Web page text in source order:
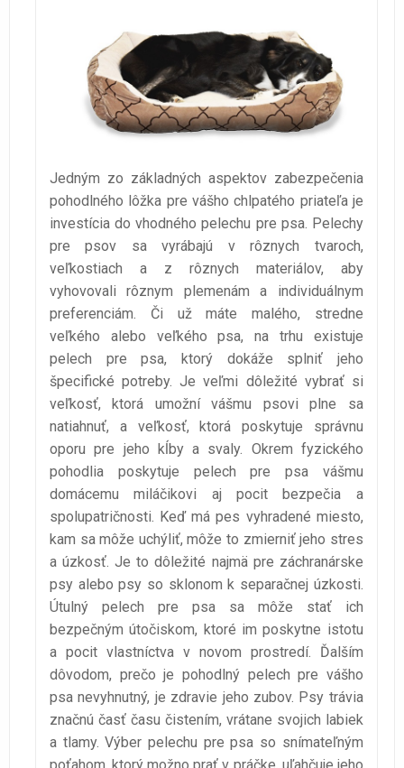
Jedným zo základných aspektov zabezpečenia
pohodlného lôžka pre vášho chlpatého priateľa je
investícia do vhodného pelechu pre psa. Pelechy
pre psov sa vyrábajú v rôznych tvaroch,
veľkostiach a z rôznych materiálov, aby
vyhovovali rôznym plemenám a individuálnym
preferenciám. Či už máte malého, stredne
veľkého alebo veľkého psa, na trhu existuje
pelech pre psa, ktorý dokáže splniť jeho
špecifické potreby. Je veľmi dôležité vybrať si
veľkosť, ktorá umožní vášmu psovi plne sa
natiahnuť, a veľkosť, ktorá poskytuje správnu
oporu pre jeho kĺby a svaly. Okrem fyzického
pohodlia poskytuje pelech pre psa vášmu
domácemu miláčikovi aj pocit bezpečia a
spolupatričnosti. Keď má pes vyhradené miesto,
kam sa môže uchýliť, môže to zmierniť jeho stres
a úzkosť. Je to dôležité najmä pre záchranárske
psy alebo psy so sklonom k separačnej úzkosti.
Útulný pelech pre psa sa môže stať ich
bezpečným útočiskom, ktoré im poskytne istotu
a pocit vlastníctva v novom prostredí. Ďalším
dôvodom, prečo je pohodlný pelech pre vášho
psa nevyhnutný, je zdravie jeho zubov. Psy trávia
značnú časť času čistením, vrátane svojich labiek
a tlamy. Výber pelechu pre psa so snímateľným
poťahom, ktorý možno prať v práčke, uľahčuje jeho